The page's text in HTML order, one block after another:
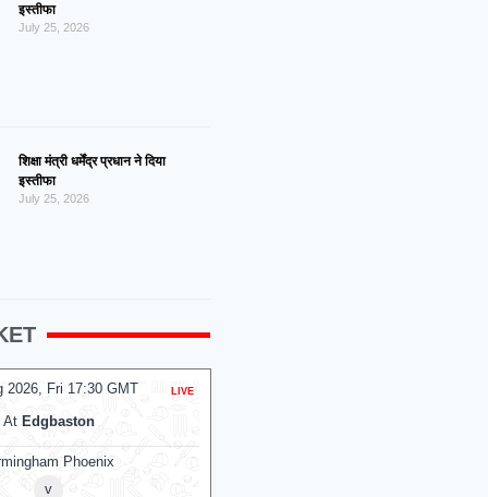
इस्तीफा
July 25, 2026
शिक्षा मंत्री धर्मेंद्र प्रधान ने दिया
इस्तीफा
July 25, 2026
2026, Fri 14:00 GMT
Stadium
Colombo Kaps
v